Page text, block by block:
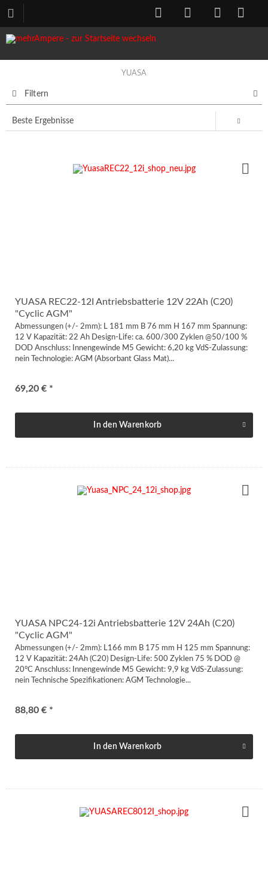
YUASA
Filtern
YUASA REC22-12I Antriebsbatterie 12V 22Ah (C20)
"Cyclic AGM"
Abmessungen (+/- 2mm): L 181 mm B 76 mm H 167 mm Spannung:
12 V Kapazität: 22 Ah Design-Life: ca. 600/300 Zyklen @50/100 %
DOD Anschluss: Innengewinde M5 Gewicht: 6,20 kg VdS-Zulassung:
nein Technologie: AGM (Absorbant Glass Mat)...
69,20 € *
In den Warenkorb
YUASA NPC24-12i Antriebsbatterie 12V 24Ah (C20)
"Cyclic AGM"
Abmessungen (+/- 2mm): L166 mm B 175 mm H 125 mm Spannung:
12 V Kapazität: 24Ah (C20) Design-Life: 500 Zyklen 75 % DOD @
20°C Anschluss: Innengewinde M5 Gewicht: 9,9 kg VdS-Zulassung:
nein Technische Spezifikationen: AGM Technologie...
88,80 € *
In den Warenkorb